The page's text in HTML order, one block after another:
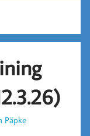
Päpke